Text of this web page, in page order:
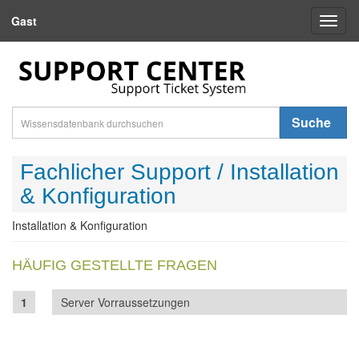
Gast
Suche
Fachlicher Support / Installation
& Konfiguration
Installation & Konfiguration
HÄUFIG GESTELLTE FRAGEN
Server Vorraussetzungen